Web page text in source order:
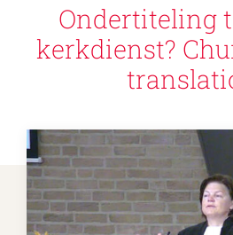
Ondertiteling
kerkdienst?